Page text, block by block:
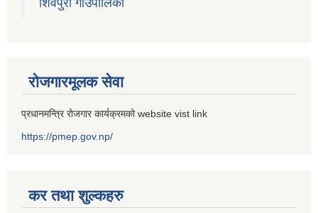
शिवपुरी गाउँपालिका
रोजगारमूलक सेवा
प्रधानमन्त्रि रोजगार कार्यक्रमको website vist link
https://pmep.gov.np/
कर तथा शुल्कहरु